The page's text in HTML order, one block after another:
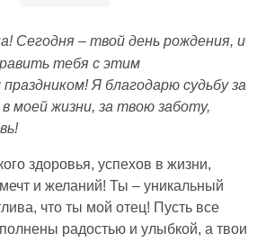
Сегодня – твой день рождения, и
тебя с этим
Я благодарю судьбу за
моей жизни, за твою заботу,
здоровья, успехов в жизни,
и желаний! Ты – уникальный
что ты мой отец! Пусть все
радостью и улыбкой, а твои